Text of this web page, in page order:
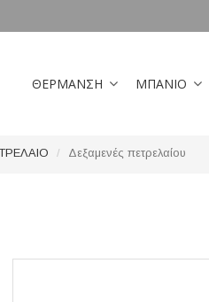
ΘΕΡΜΑΝΣΗ ΜΠΑΝΙΟ
Δεξαμενές πετρελαίου